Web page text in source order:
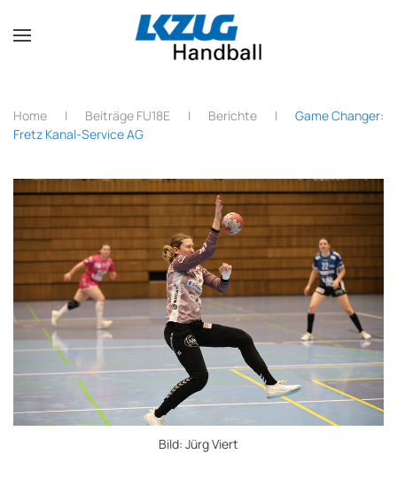
Zum Hauptinhalt springen
Home Beiträge FU18E Berichte
Game Changer:
Fretz Kanal-Service AG
Bild: Jürg Viert